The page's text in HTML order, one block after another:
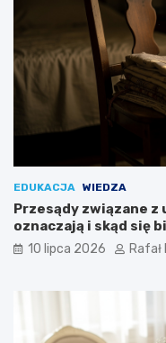
EDUKACJA WIEDZA
Przesądy związane z
oznaczają i skąd się
10 lipca 2026 Rafał